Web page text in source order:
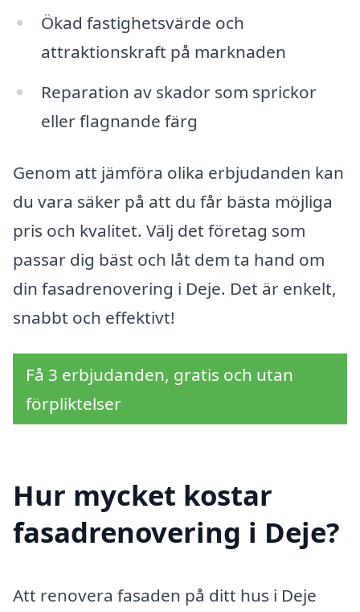
Ökad fastighetsvärde och
attraktionskraft på marknaden
Reparation av skador som sprickor
eller flagnande färg
Genom att jämföra olika erbjudanden kan
du vara säker på att du får bästa möjliga
pris och kvalitet. Välj det företag som
passar dig bäst och låt dem ta hand om
din fasadrenovering i Deje. Det är enkelt,
snabbt och effektivt!
Få 3 erbjudanden, gratis och utan
förpliktelser
Hur mycket kostar
fasadrenovering i Deje?
Att renovera fasaden på ditt hus i Deje